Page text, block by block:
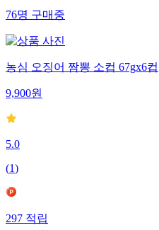
76명구매중
농심 오징어 짬뽕 소컵 67gx6컵
9,900원
5.0
(1)
297적립